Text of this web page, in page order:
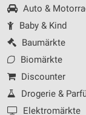
Auto &
Baby & Kind
Baumärkte
Biomärkte
Discounter
Drogerie &
Elektromärkte